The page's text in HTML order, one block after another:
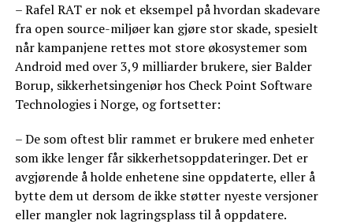
– Rafel RAT er nok et eksempel på hvordan skadevare
fra open source-miljøer kan gjøre stor skade, spesielt
når kampanjene rettes mot store økosystemer som
Android med over 3,9 milliarder brukere, sier Balder
Borup, sikkerhetsingeniør hos Check Point Software
Technologies i Norge, og fortsetter:
– De som oftest blir rammet er brukere med enheter
som ikke lenger får sikkerhetsoppdateringer. Det er
avgjørende å holde enhetene sine oppdaterte, eller å
bytte dem ut dersom de ikke støtter nyeste versjoner
eller mangler nok lagringsplass til å oppdatere.